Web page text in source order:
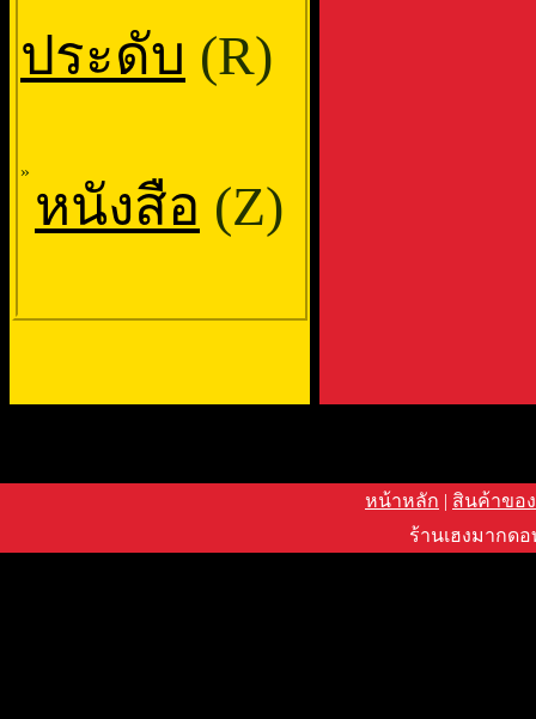
ประดับ (R)
»
หนังสือ (Z)
หน้าหลัก | สินค้าของ
ร้านเฮงมากด